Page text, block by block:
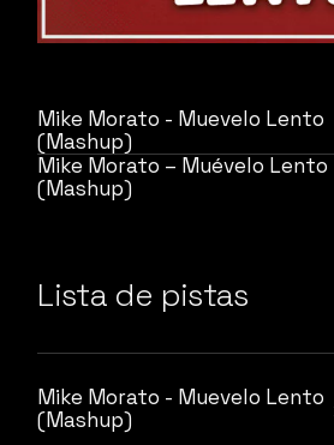
Mike Morato - Muevelo Lento
(Mashup)
Mike Morato – Muévelo Lento
(Mashup)
Lista de pistas
Mike Morato - Muevelo Lento
(Mashup)